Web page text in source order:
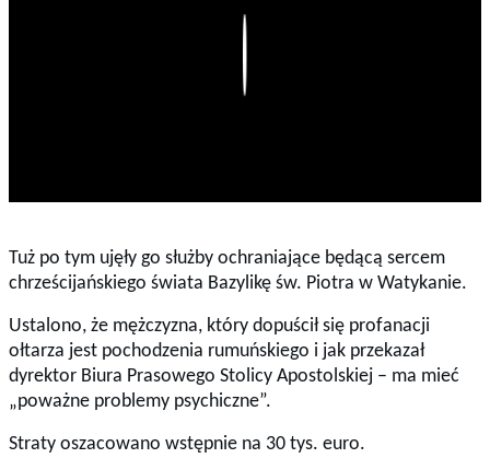
Tuż po tym ujęły go służby ochraniające będącą sercem
chrześcijańskiego świata Bazylikę św. Piotra w Watykanie.
Ustalono, że mężczyzna, który dopuścił się profanacji
ołtarza jest pochodzenia rumuńskiego i jak przekazał
dyrektor Biura Prasowego Stolicy Apostolskiej – ma mieć
„poważne problemy psychiczne”.
Straty oszacowano wstępnie na 30 tys. euro.